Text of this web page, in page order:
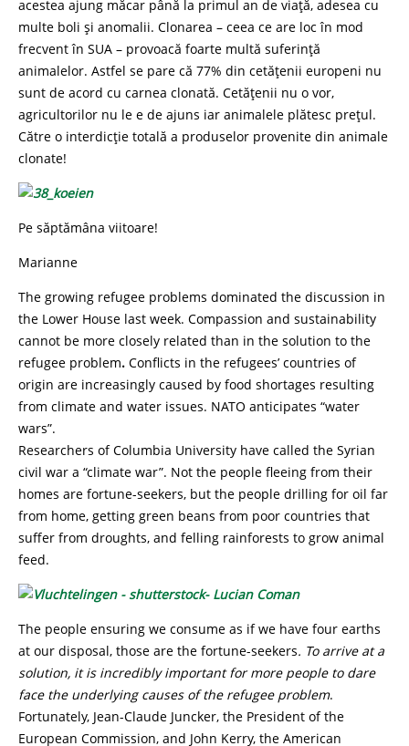
acestea ajung măcar până la primul an de viață, adesea cu
multe boli și anomalii. Clonarea – ceea ce are loc în mod
frecvent în SUA – provoacă foarte multă suferință
animalelor. Astfel se pare că 77% din cetățenii europeni nu
sunt de acord cu carnea clonată. Cetățenii nu o vor,
agricultorilor nu le e de ajuns iar animalele plătesc prețul.
Către o interdicție totală a produselor provenite din animale
clonate!
Pe săptămâna viitoare!
Marianne
The growing refugee problems dominated the discussion in
the Lower House last week. Compassion and sustainability
cannot be more closely related than in the solution to the
refugee problem. Conflicts in the refugees’ countries of
origin are increasingly caused by food shortages resulting
from climate and water issues. NATO anticipates “water
wars”.
Researchers of Columbia University have called the Syrian
civil war a “climate war”. Not the people fleeing from their
homes are fortune-seekers, but the people drilling for oil far
from home, getting green beans from poor countries that
suffer from droughts, and felling rainforests to grow animal
feed.
The people ensuring we consume as if we have four earths
at our disposal, those are the fortune-seekers. To arrive at a
solution, it is incredibly important for more people to dare
face the underlying causes of the refugee problem.
Fortunately, Jean-Claude Juncker, the President of the
European Commission, and John Kerry, the American